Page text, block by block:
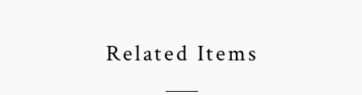
Related Items